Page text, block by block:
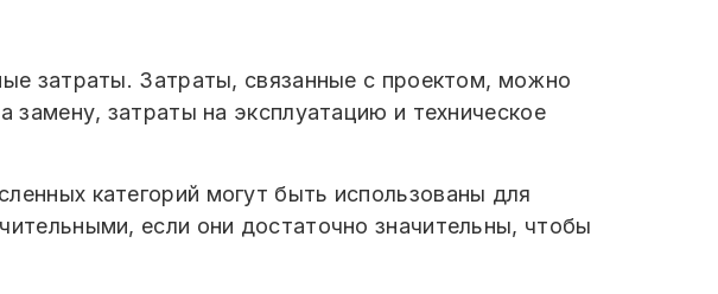
затраты. Затраты, связанные с проектом, можно
замену, затраты на эксплуатацию и техническое
категорий могут быть использованы для
если они достаточно значительны, чтобы